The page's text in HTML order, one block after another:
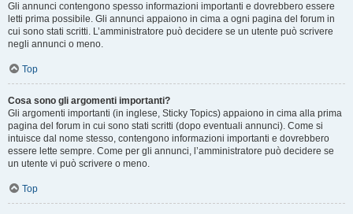
Gli annunci contengono spesso informazioni importanti e dovrebbero essere
letti prima possibile. Gli annunci appaiono in cima a ogni pagina del forum in
cui sono stati scritti. L’amministratore può decidere se un utente può scrivere
negli annunci o meno.
Top
Cosa sono gli argomenti importanti?
Gli argomenti importanti (in inglese, Sticky Topics) appaiono in cima alla prima
pagina del forum in cui sono stati scritti (dopo eventuali annunci). Come si
intuisce dal nome stesso, contengono informazioni importanti e dovrebbero
essere lette sempre. Come per gli annunci, l’amministratore può decidere se
un utente vi può scrivere o meno.
Top